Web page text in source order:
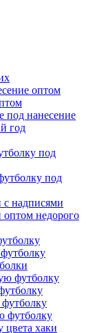
оптом
под нанесение
год
под
под
надписями
недорого
футболку
футболку
хаки